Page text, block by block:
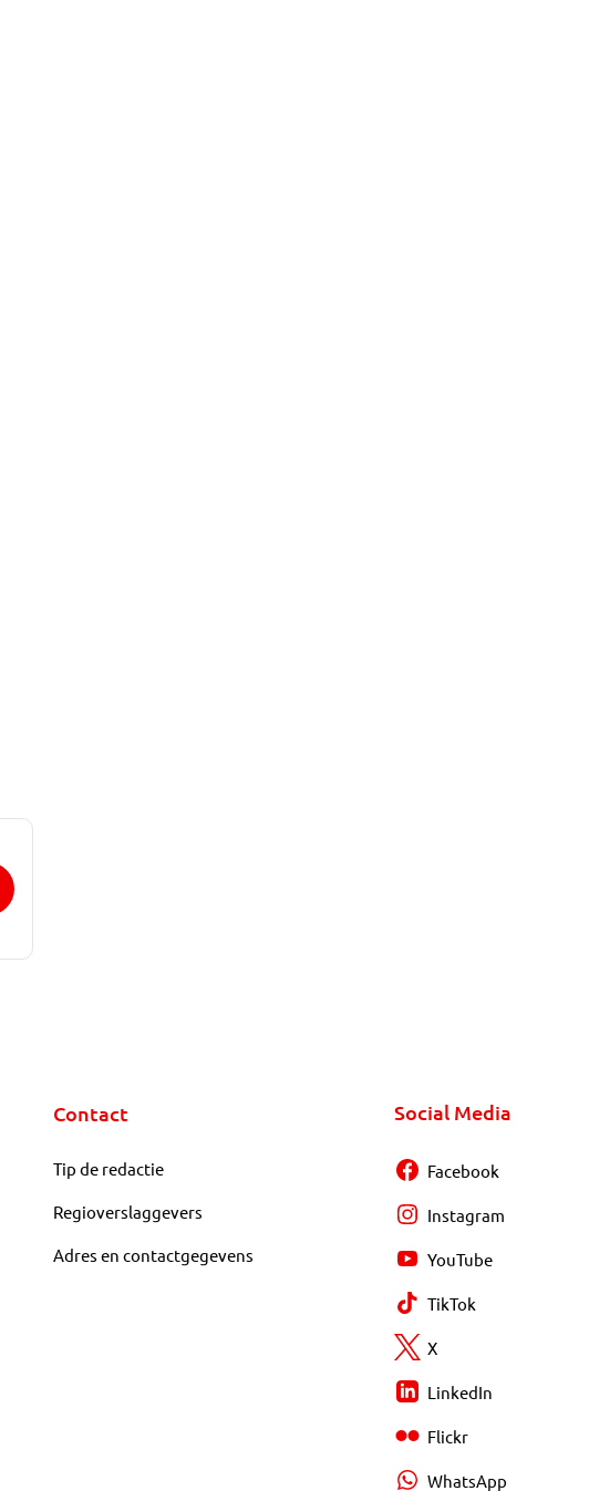
Contact
Tip de redactie
Regioverslaggevers
Adres en contactgegevens
Social Media
Facebook
Instagram
YouTube
TikTok
X
LinkedIn
Flickr
WhatsApp